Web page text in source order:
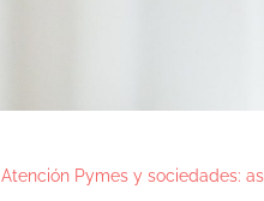
Atención Pymes y sociedades: